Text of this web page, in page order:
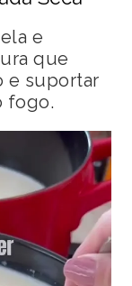
e
que
e suportar
fogo.